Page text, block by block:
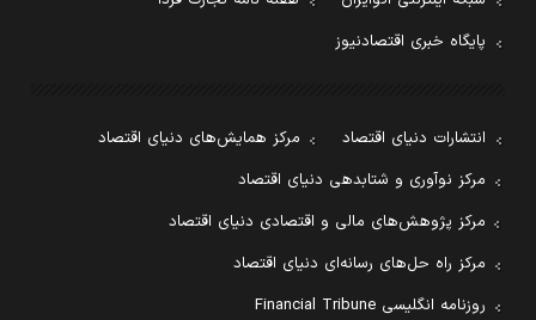
پایگاه خبری اقتصادنیوز
انتشارات دنیای اقتصاد
مرکز همایش‌های دنیای اقتصاد
مرکز نوآوری و شتابدهی دنیای اقتصاد
مرکز پژوهش‌های مالی و اقتصادی دنیای اقتصاد
مرکز راه حل‌های رسانه‌ای دنیای اقتصاد
روزنامه انگلیسی Financial Tribune